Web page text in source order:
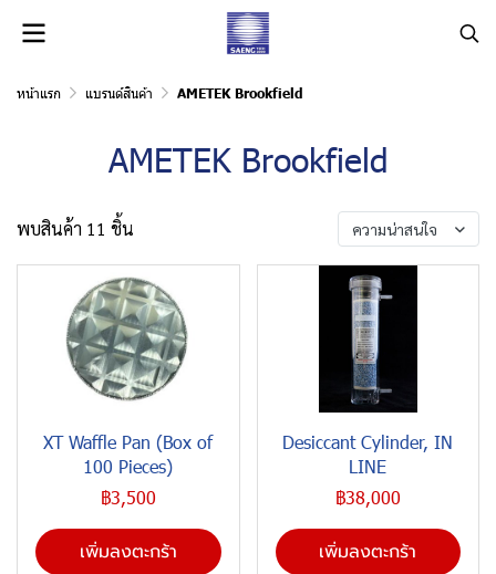
หน้าแรก แบรนด์สินค้า AMETEK Brookfield
AMETEK Brookfield
พบสินค้า 11 ชิ้น ความน่าสนใจ
XT Waffle Pan (Box of
100 Pieces)
฿3,500
เพิ่มลงตะกร้า
Desiccant Cylinder, IN
LINE
฿38,000
เพิ่มลงตะกร้า